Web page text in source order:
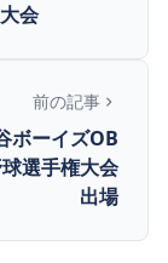
会
前の記事
ボーイズOB
選手権大会
出場